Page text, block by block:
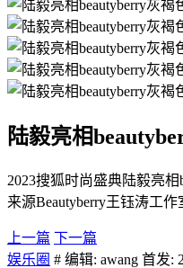
陆毅亮相
2023搜狐时尚盛典陆毅亮
来源Beautyberry王钰涛工作
上一篇 下一篇
娱乐圈 # 编辑: awang 首发: